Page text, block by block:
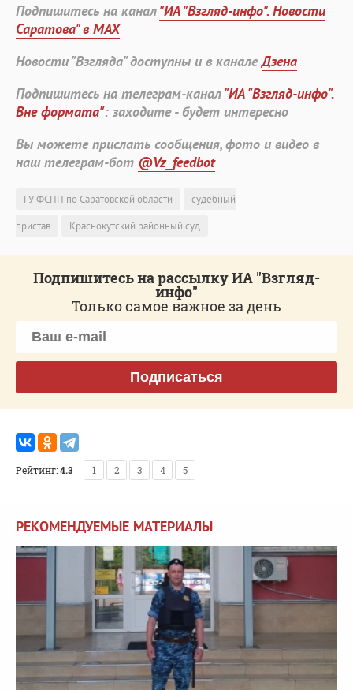
Подпишитесь на канал"ИА "Взгляд-инфо". Новости
Саратова" в MAX
Новости "Взгляда" доступны и в каналеДзена
Подпишитесь на телеграм-канал"ИА "Взгляд-инфо".
Вне формата": заходите - будет интересно
Вы можете прислать сообщения, фото и видео в
наш телеграм-бот @Vz_feedbot
ГУ ФСПП по Саратовской области
судебный
пристав
Краснокутский районный суд
Подпишитесь на рассылку ИА "Взгляд-
инфо"
Только самое важное за день
Подписаться
Рейтинг:4.3 1 2 3 4 5
РЕКОМЕНДУЕМЫЕ МАТЕРИАЛЫ